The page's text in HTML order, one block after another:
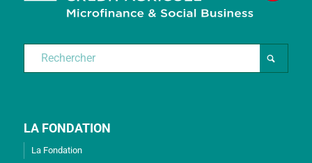
LA FONDATION
La Fondation